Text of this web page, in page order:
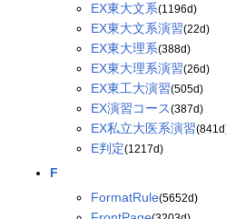
EX東大文系(1196d)
EX東大文系演習(22d)
EX東大理系(388d)
EX東大理系演習(26d)
EX東工大演習(505d)
EX演習コース(387d)
EX私立大医系演習
E判定(1217d)
F
FormatRule(5652d)